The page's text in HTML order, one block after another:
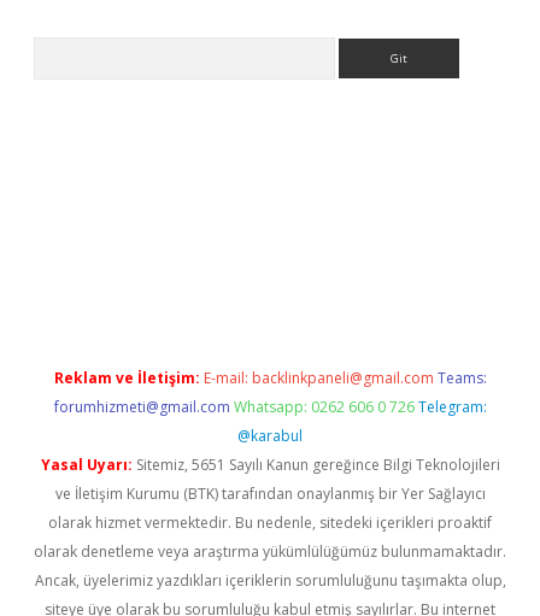
Reklam ve İletişim: E-mail: backlinkpaneli@gmail.com Teams:
forumhizmeti@gmail.com Whatsapp: 0262 606 0 726 Telegram:
@karabul
Yasal Uyarı: Sitemiz, 5651 Sayılı Kanun gereğince Bilgi Teknolojileri
ve İletişim Kurumu (BTK) tarafından onaylanmış bir Yer Sağlayıcı
olarak hizmet vermektedir. Bu nedenle, sitedeki içerikleri proaktif
olarak denetleme veya araştırma yükümlülüğümüz bulunmamaktadır.
Ancak, üyelerimiz yazdıkları içeriklerin sorumluluğunu taşımakta olup,
siteye üye olarak bu sorumluluğu kabul etmiş sayılırlar. Bu internet